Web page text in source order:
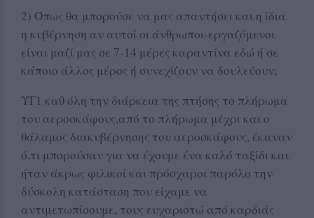
2) Όπως θα μπορούσε να μας απαντήσει και η ίδια
η κυβέρνηση αν αυτοί οι άνθρωποι-εργαζόμενοι
είναι μαζί μας σε 7-14 μέρες καραντίνα εδώ ή σε
κάποιο άλλος μέρος ή συνεχίζουν να δουλεύουν;
ΥΓ1 καθ όλη την διάρκεια της πτήσης το πλήρωμα
του αεροσκάφους,από το πλήρωμα μέχρι και ο
θάλαμος διακυβέρνησης του αεροσκάφους, έκαναν
ό,τι μπορούσαν για να έχουμε ένα καλό ταξίδι και
ήταν άκρως φιλικοί και πρόσχαροι παρόλο την
δύσκολη κατάσταση που είχαμε να
αντιμετωπίσουμε, τους ευχαριστώ από καρδιάς